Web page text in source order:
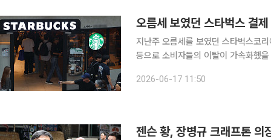
오름세 보였던 스타벅스 결
지난주 오름세를 보였던 스타벅스코
등으로 소비자들의 이탈이 가속화했을 것으로 보인다. 17일 업계에
2026-06-17 11:50
젠슨 황, 장병규 크래프톤